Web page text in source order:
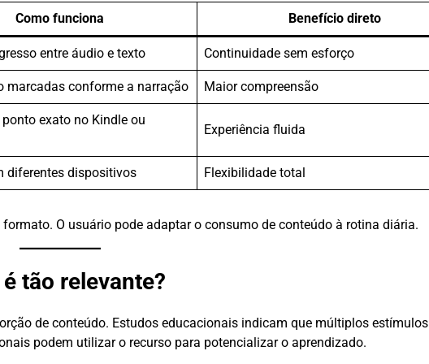
Como funciona Benefício direto
entre áudio e texto Continuidade sem esforço
marcadas conforme a narração Maior compreensão
exato no Kindle ou
Experiência fluida
diferentes dispositivos Flexibilidade total
O usuário pode adaptar o consumo de conteúdo à rotina diária.
tão relevante?
de conteúdo. Estudos educacionais indicam que múltiplos estímulos
podem utilizar o recurso para potencializar o aprendizado.